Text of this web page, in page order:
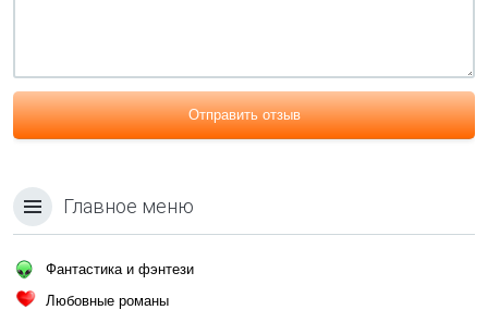
Отправить отзыв
Главное меню
Фантастика и фэнтези
Любовные романы